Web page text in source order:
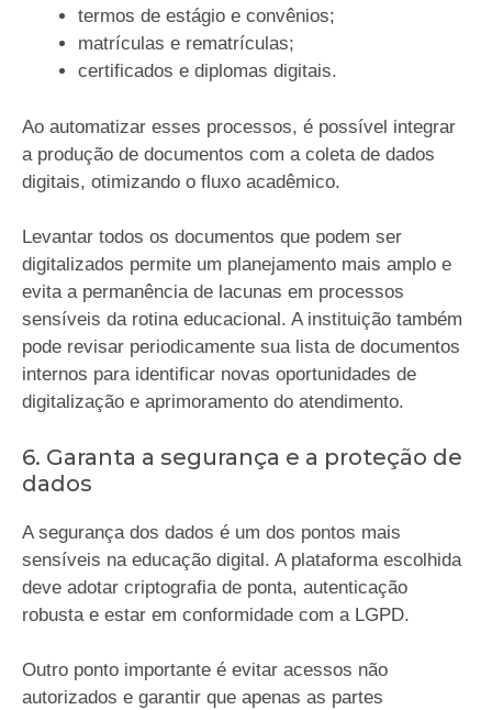
termos de estágio e convênios;
matrículas e rematrículas;
certificados e diplomas digitais.
Ao automatizar esses processos, é possível integrar
a produção de documentos com a coleta de dados
digitais, otimizando o fluxo acadêmico.
Levantar todos os documentos que podem ser
digitalizados permite um planejamento mais amplo e
evita a permanência de lacunas em processos
sensíveis da rotina educacional. A instituição também
pode revisar periodicamente sua lista de documentos
internos para identificar novas oportunidades de
digitalização e aprimoramento do atendimento.
6. Garanta a segurança e a proteção de
dados
A segurança dos dados é um dos pontos mais
sensíveis na educação digital. A plataforma escolhida
deve adotar criptografia de ponta, autenticação
robusta e estar em conformidade com a LGPD.
Outro ponto importante é evitar acessos não
autorizados e garantir que apenas as partes